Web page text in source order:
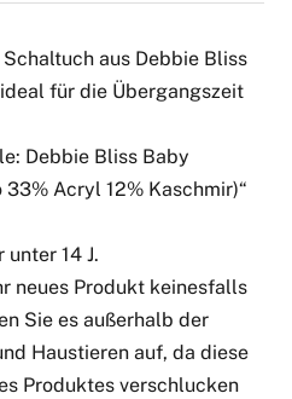
aus Debbie Bliss
für die Übergangszeit
Debbie Bliss Baby
Acryl 12% Kaschmir)“
14 J.
neues Produkt keinesfalls
Sie es außerhalb der
Haustieren auf, da diese
Produktes verschlucken